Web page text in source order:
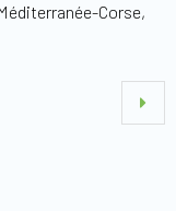
Corse,